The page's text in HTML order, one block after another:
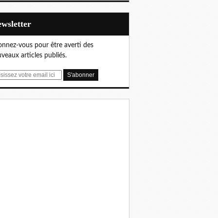
vous pour être averti des
articles publiés.